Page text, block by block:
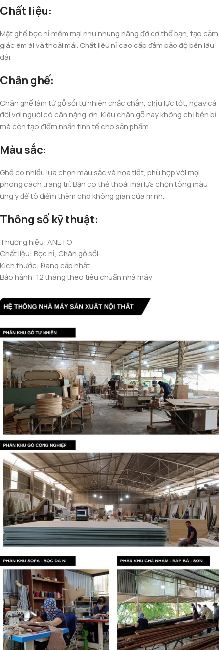
Chất liệu:
Mặt ghế bọc nỉ mềm mại như nhung nâng đỡ cơ thể bạn, tạo cảm
giác êm ái và thoải mái. Chất liệu nỉ cao cấp đảm bảo độ bền lâu
dài.
Chân ghế:
Chân ghế làm từ gỗ sồi tự nhiên chắc chắn, chịu lực tốt, ngay cả
đối với người có cân nặng lớn. Kiểu chân gỗ này không chỉ bền bỉ
mà còn tạo điểm nhấn tinh tế cho sản phẩm.
Màu sắc:
Ghế có nhiều lựa chọn màu sắc và họa tiết, phù hợp với mọi
phong cách trang trí. Bạn có thể thoải mái lựa chọn tông màu
ưng ý để tô điểm thêm cho không gian của mình.
Thông số kỹ thuật:
Thương hiệu: ANETO
Chất liệu: Bọc nỉ, Chân gỗ sồi
Kích thước: Đang cập nhật
Bảo hành: 12 tháng theo tiêu chuẩn nhà máy